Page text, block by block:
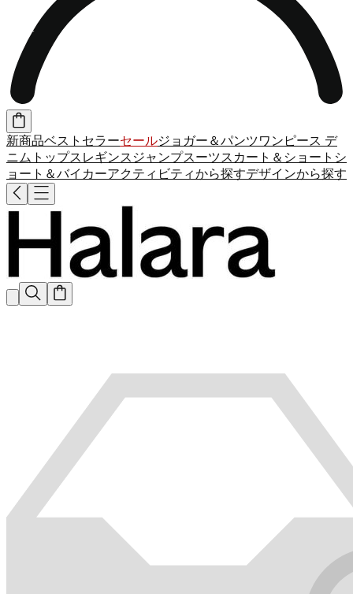
新商品ベストセラーセールジョガー＆パンツワンピース デ
ニム トップス レギンス ジャンプスーツスカート＆ショート シ
ョート＆バイカーアクティビティから探すデザインから探す